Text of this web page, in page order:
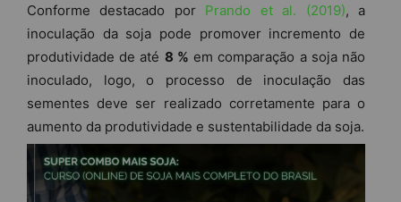
Conforme destacado por Prando et al. (2019), a
inoculação da soja pode promover incremento de
produtividade de até 8 % em comparação a soja não
inoculado, logo, o processo de inoculação das
sementes deve ser realizado corretamente para o
aumento da produtividade e sustentabilidade da soja.